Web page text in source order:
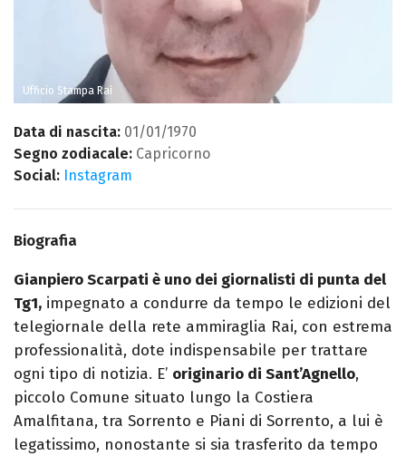
Ufficio Stampa Rai
Data di nascita: 01/01/1970
Segno zodiacale: Capricorno
Social: Instagram
Biografia
Gianpiero Scarpati è uno dei giornalisti di punta del
Tg1, impegnato a condurre da tempo le edizioni del
telegiornale della rete ammiraglia Rai, con estrema
professionalità, dote indispensabile per trattare
ogni tipo di notizia. E’ originario di Sant’Agnello,
piccolo Comune situato lungo la Costiera
Amalfitana, tra Sorrento e Piani di Sorrento, a lui è
legatissimo, nonostante si sia trasferito da tempo